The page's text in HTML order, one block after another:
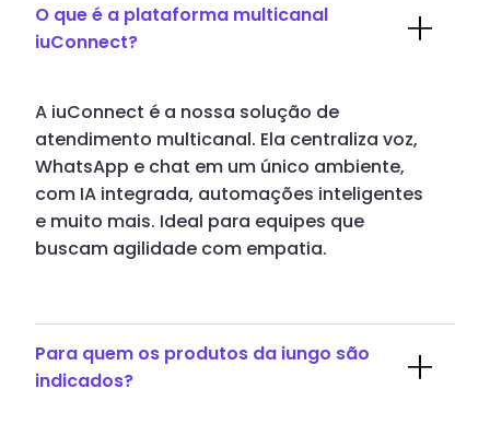
O que é a plataforma multicanal
iuConnect?
A iuConnect é a nossa solução de
atendimento multicanal. Ela centraliza voz,
WhatsApp e chat em um único ambiente,
com IA integrada, automações inteligentes
e muito mais. Ideal para equipes que
buscam agilidade com empatia.
Para quem os produtos da iungo são
indicados?